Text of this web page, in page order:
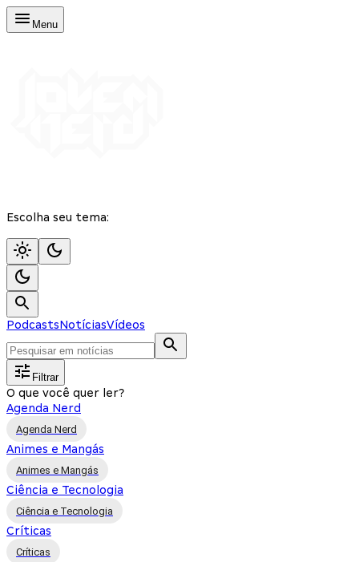
Menu
Escolha seu tema:
PodcastsNotíciasVídeos
Filtrar
O que você quer ler?
Agenda Nerd
Agenda Nerd
Animes e Mangás
Animes e Mangás
Ciência e Tecnologia
Ciência e Tecnologia
Críticas
Críticas